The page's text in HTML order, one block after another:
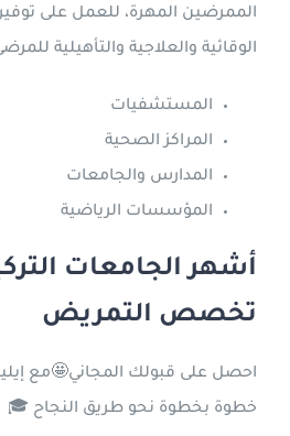
الممرضين المهرة، للعمل على
الوقائية والعلاجية والتأهيلية
المستشفيات
المراكز الصحية
المدارس والجامعات
المؤسسات الرياضية
أشهر الجامعات
تخصص التمريض
احصل على قبولك المجاني🤩مع
خطوة بخطوة نحو طريق النجاح 🎓